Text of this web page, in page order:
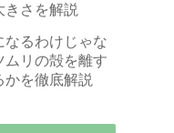
きさを解説
なるわけじゃな
ムリの殻を離す
かを徹底解説